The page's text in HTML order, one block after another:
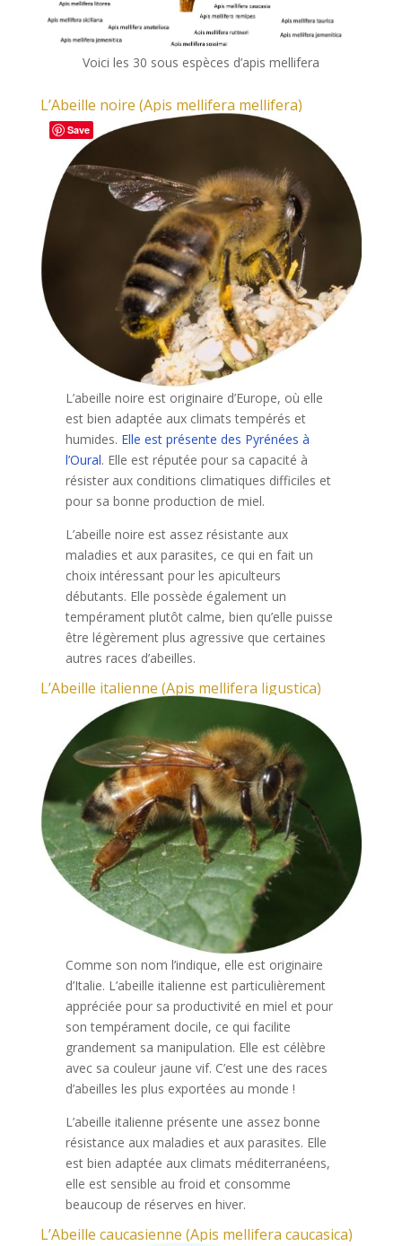
Voici les 30 sous espèces d’apis mellifera
L’Abeille noire (Apis mellifera mellifera)
L’abeille noire est originaire d’Europe, où elle
est bien adaptée aux climats tempérés et
humides. Elle est présente des Pyrénées à
l’Oural. Elle est réputée pour sa capacité à
résister aux conditions climatiques difficiles et
pour sa bonne production de miel.
L’abeille noire est assez résistante aux
maladies et aux parasites, ce qui en fait un
choix intéressant pour les apiculteurs
débutants. Elle possède également un
tempérament plutôt calme, bien qu’elle puisse
être légèrement plus agressive que certaines
autres races d’abeilles.
L’Abeille italienne (Apis mellifera ligustica)
Comme son nom l’indique, elle est originaire
d’Italie. L’abeille italienne est particulièrement
appréciée pour sa productivité en miel et pour
son tempérament docile, ce qui facilite
grandement sa manipulation. Elle est célèbre
avec sa couleur jaune vif. C’est une des races
d’abeilles les plus exportées au monde !
L’abeille italienne présente une assez bonne
résistance aux maladies et aux parasites. Elle
est bien adaptée aux climats méditerranéens,
elle est sensible au froid et consomme
beaucoup de réserves en hiver.
L’Abeille caucasienne (Apis mellifera caucasica)
Save